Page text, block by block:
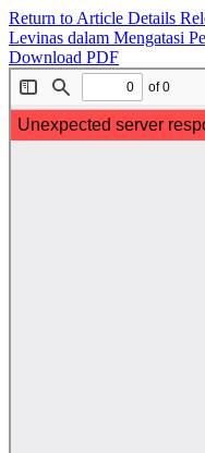
Return to Article Details
Levinas dalam Mengatasi
Download PDF